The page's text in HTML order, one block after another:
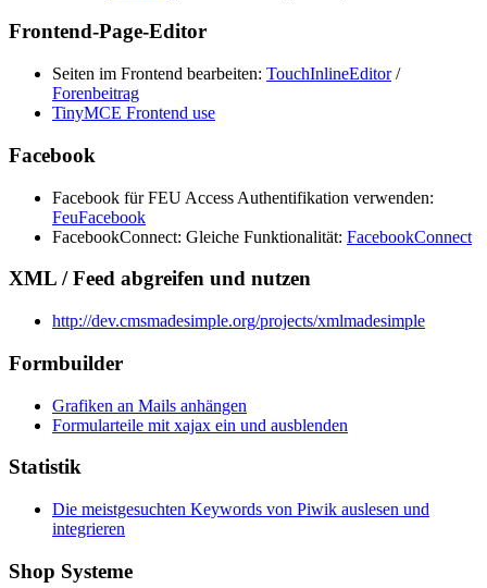
Frontend-Page-Editor
Seiten im Frontend bearbeiten: TouchInlineEditor/
Forenbeitrag
TinyMCE Frontend use
Facebook
Facebook für FEU Access Authentifikation verwenden:
FeuFacebook
FacebookConnect: Gleiche Funktionalität: FacebookConnect
XML / Feed abgreifen und nutzen
http://dev.cmsmadesimple.org/projects/xmlmadesimple
Formbuilder
Grafiken an Mails anhängen
Formularteile mit xajax ein und ausblenden
Statistik
Die meistgesuchten Keywords von Piwik auslesen und
integrieren
Shop Systeme